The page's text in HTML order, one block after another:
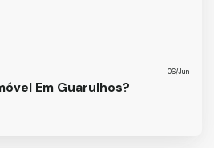
06/Jun
Em Guarulhos?